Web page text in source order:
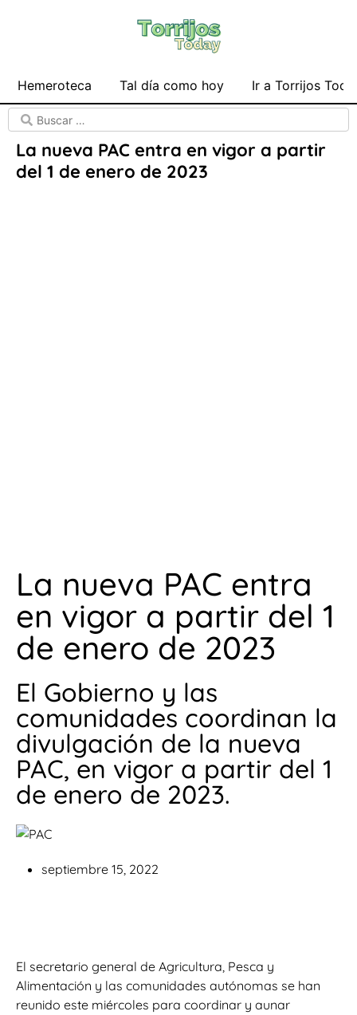
Hemeroteca Tal día como hoy Ir a Torrijos
La nueva PAC entra en vigor a partir
del 1 de enero de 2023
La nueva PAC entra
en vigor a partir del 1
de enero de 2023
El Gobierno y las
comunidades coordinan la
divulgación de la nueva
PAC, en vigor a partir del 1
de enero de 2023.
septiembre 15, 2022
El secretario general de Agricultura, Pesca y
Alimentación y las comunidades autónomas se han
reunido este miércoles para coordinar y aunar